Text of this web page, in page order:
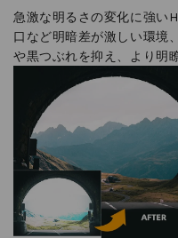
「STARVIS」
ン